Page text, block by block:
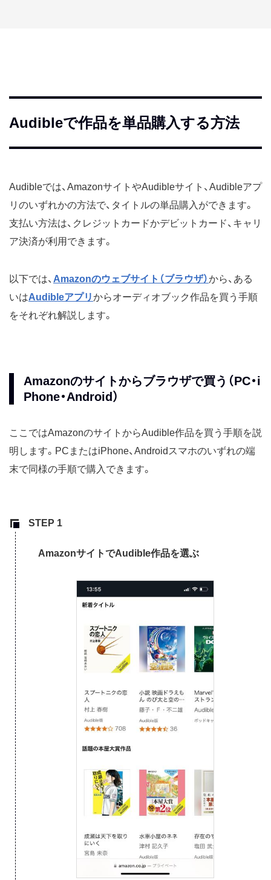
Audibleで作品を単品購入する方法
Audibleでは、AmazonサイトやAudibleサイト、Audibleアプ
リのいずれかの方法で、タイトルの単品購入ができます。
支払い方法は、クレジットカードかデビットカード、キャリ
ア決済が利用できます。
以下では、 Amazonのウェブサイト（ブラウザ）から、ある
いはAudibleアプリからオーディオブック作品を買う手順
をそれぞれ解説します。
Amazonのサイトからブラウザで買う（PC・i
Phone・Android）
ここではAmazonのサイトからAudible作品を買う手順を説
明します。PCまたはiPhone、Androidスマホのいずれの端
末で同様の手順で購入できます。
AmazonサイトでAudible作品を選ぶ